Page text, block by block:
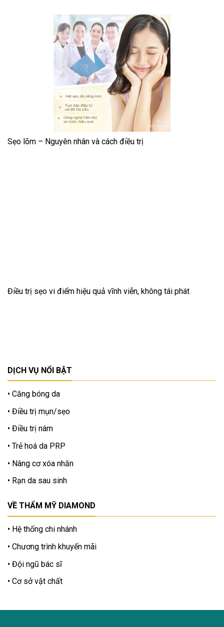
Sẹo lõm – Nguyên nhân và cách điều trị
Điều trị sẹo vi điểm hiệu quả vĩnh viễn, không tái phát
DỊCH VỤ NỔI BẬT
Căng bóng da
Điều trị mụn/sẹo
Điều trị nám
Trẻ hoá da PRP
Nâng cơ xóa nhăn
Rạn da sau sinh
VỀ THẨM MỸ DIAMOND
Hệ thống chi nhánh
Chương trình khuyến mãi
Đội ngũ bác sĩ
Cơ sở vật chất